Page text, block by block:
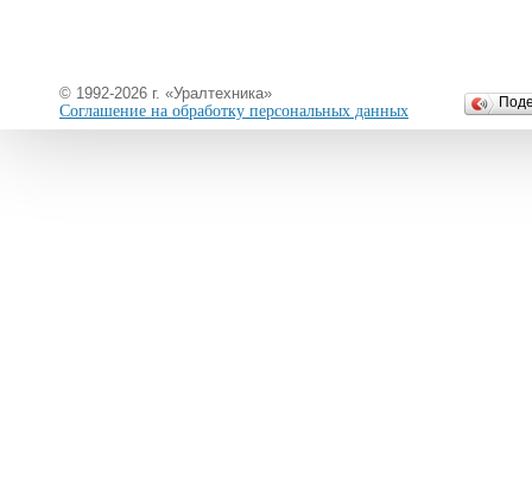
© 1992-2026 г. «Уралтехника»
Соглашение на обработку персональных данных